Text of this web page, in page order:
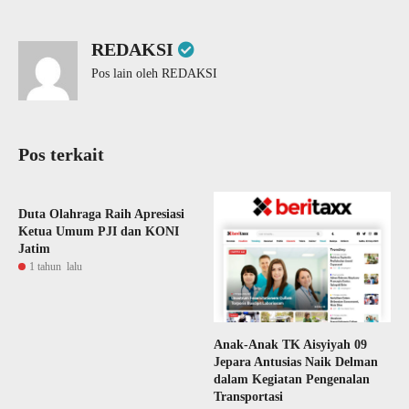
REDAKSI
Pos lain oleh REDAKSI
Pos terkait
Duta Olahraga Raih Apresiasi
Ketua Umum PJI dan KONI
Jatim
1 tahun lalu
Anak-Anak TK Aisyiyah 09
Jepara Antusias Naik Delman
dalam Kegiatan Pengenalan
Transportasi